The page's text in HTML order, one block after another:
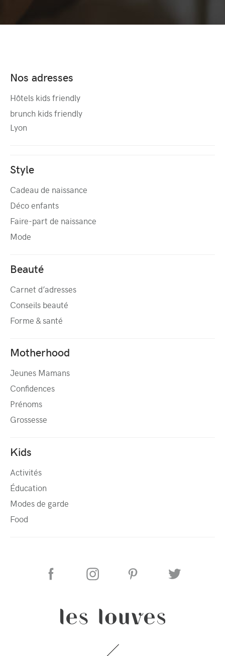
Nos adresses
Hôtels kids friendly
brunch kids friendly
Lyon
Style
Cadeau de naissance
Déco enfants
Faire-part de naissance
Mode
Beauté
Carnet d’adresses
Conseils beauté
Forme & santé
Motherhood
Jeunes Mamans
Confidences
Prénoms
Grossesse
Kids
Activités
Éducation
Modes de garde
Food